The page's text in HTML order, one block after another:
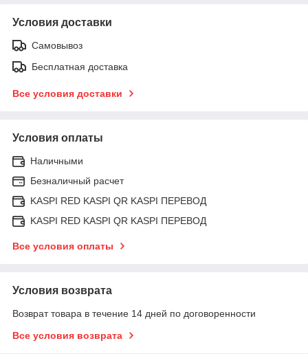
Условия доставки
Самовывоз
Бесплатная доставка
Все условия доставки
Условия оплаты
Наличными
Безналичный расчет
KASPI RED KASPI QR KASPI ПЕРЕВОД
KASPI RED KASPI QR KASPI ПЕРЕВОД
Все условия оплаты
Условия возврата
Возврат товара в течение 14 дней по договоренности
Все условия возврата